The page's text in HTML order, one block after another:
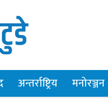
अन्तर्राष्ट्रिय मनोरञ्जन